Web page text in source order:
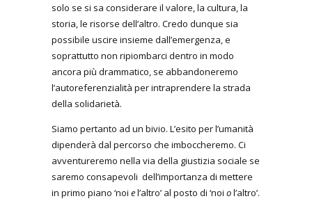
solo se si sa considerare il valore, la cultura, la
storia, le risorse dell’altro. Credo dunque sia
possibile uscire insieme dall’emergenza, e
soprattutto non ripiombarci dentro in modo
ancora più drammatico, se abbandoneremo
l’autoreferenzialità per intraprendere la strada
della solidarietà.
Siamo pertanto ad un bivio. L’esito per l’umanità
dipenderà dal percorso che imboccheremo. Ci
avventureremo nella via della giustizia sociale se
saremo consapevoli dell’importanza di mettere
in primo piano ‘noi el’altro’ al posto di ‘noi ol’altro’.